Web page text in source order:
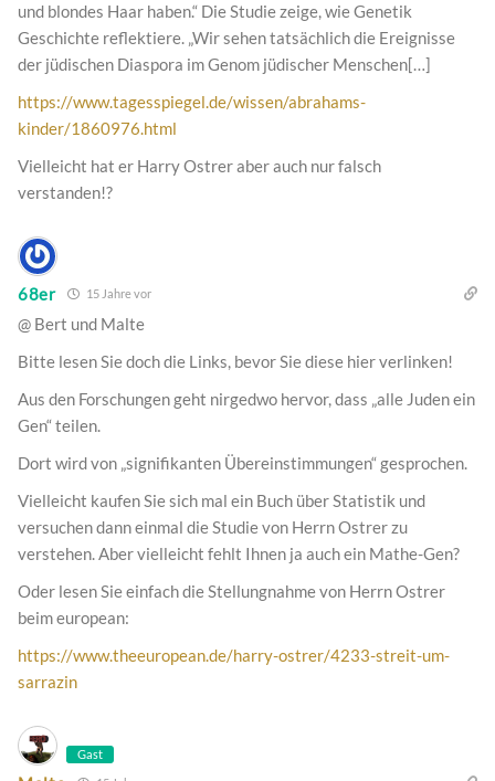
und blondes Haar haben.“ Die Studie zeige, wie Genetik
Geschichte reflektiere. „Wir sehen tatsächlich die Ereignisse
der jüdischen Diaspora im Genom jüdischer Menschen[…]
https://www.tagesspiegel.de/wissen/abrahams-
kinder/1860976.html
Vielleicht hat er Harry Ostrer aber auch nur falsch
verstanden!?
68er 15 Jahre vor
@ Bert und Malte
Bitte lesen Sie doch die Links, bevor Sie diese hier verlinken!
Aus den Forschungen geht nirgedwo hervor, dass „alle Juden ein
Gen“ teilen.
Dort wird von „signifikanten Übereinstimmungen“ gesprochen.
Vielleicht kaufen Sie sich mal ein Buch über Statistik und
versuchen dann einmal die Studie von Herrn Ostrer zu
verstehen. Aber vielleicht fehlt Ihnen ja auch ein Mathe-Gen?
Oder lesen Sie einfach die Stellungnahme von Herrn Ostrer
beim european:
https://www.theeuropean.de/harry-ostrer/4233-streit-um-
sarrazin
Gast